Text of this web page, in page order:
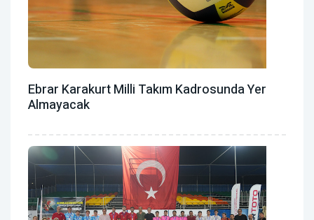
Ebrar Karakurt Milli Takım Kadrosunda Yer
Almayacak